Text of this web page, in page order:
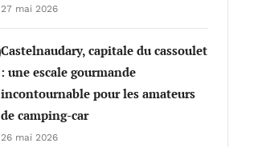
27 mai 2026
Castelnaudary, capitale du cassoulet
: une escale gourmande
incontournable pour les amateurs
de camping-car
26 mai 2026